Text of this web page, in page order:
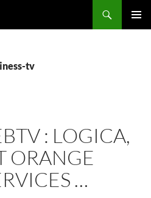
tv
: LOGICA,
ORANGE
…